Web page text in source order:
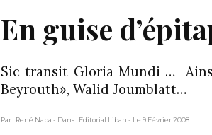
En guise
Sic transit Gloria Mundi …
Beyrouth», Walid Joumblatt…
Par : René Naba - Dans : Editorial Liban - Le 9 Février 2008